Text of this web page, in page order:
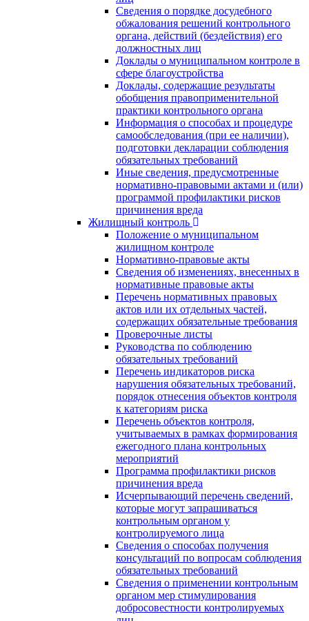
Сведения о порядке досудебного
обжалования решений контрольного
органа, действий (бездействия) его
должностных лиц
Доклады о муниципальном контроле в
сфере благоустройства
Доклады, содержащие результаты
обобщения правоприменительной
практики контрольного органа
Информация о способах и процедуре
самообследования (при ее наличии),
подготовки декларации соблюдения
обязательных требований
Иные сведения, предусмотренные
нормативно-правовыми актами и (или)
программой профилактики рисков
причинения вреда
Жилищный контроль
Положение о муниципальном
жилищном контроле
Нормативно-правовые акты
Сведения об изменениях, внесенных в
нормативные правовые акты
Перечень нормативных правовых
актов или их отдельных частей,
содержащих обязательные требования
Проверочные листы
Руководства по соблюдению
обязательных требований
Перечень индикаторов риска
нарушения обязательных требований,
порядок отнесения объектов контроля
к категориям риска
Перечень объектов контроля,
учитываемых в рамках формирования
ежегодного плана контрольных
мероприятий
Программа профилактики рисков
причинения вреда
Исчерпывающий перечень сведений,
которые могут запрашиваться
контрольным органом у
контролируемого лица
Сведения о способах получения
консультаций по вопросам соблюдения
обязательных требований
Сведения о применении контрольным
органом мер стимулирования
добросовестности контролируемых